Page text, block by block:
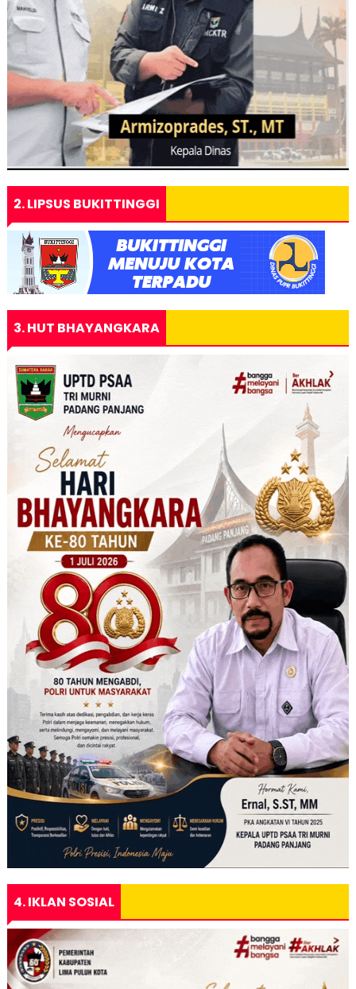
2. LIPSUS BUKITTINGGI
3. HUT BHAYANGKARA
4. IKLAN SOSIAL